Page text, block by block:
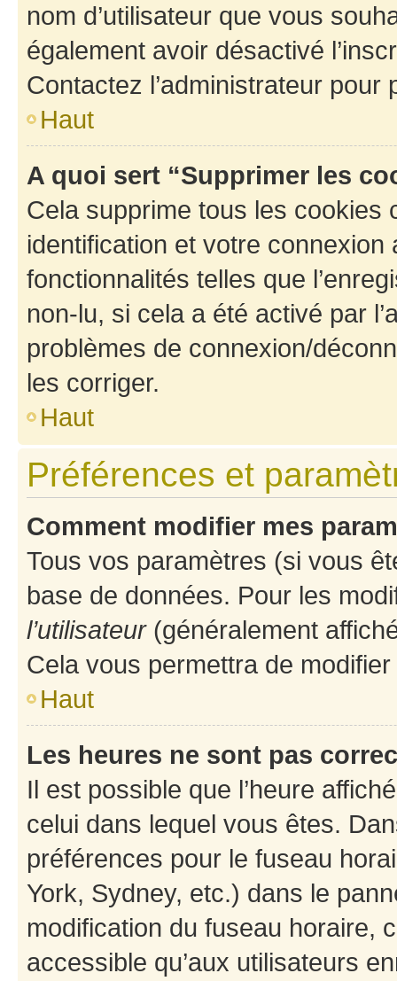
nom d’utilisateur que vous
également avoir désactivé
Contactez l’administrateur
Haut
A quoi sert “Supprimer les
Cela supprime tous les cookies
identification et votre
fonctionnalités telles que
non-lu, si cela a été activé par
problèmes de connexion/
les corriger.
Haut
Préférences et
Comment modifier mes
Tous vos paramètres (si vous
base de données. Pour les
l’utilisateur(généralement
Cela vous permettra de
Haut
Les heures ne sont pas
Il est possible que l’heure
celui dans lequel vous êtes.
préférences pour le fuseau
York, Sydney, etc.) dans le
modification du fuseau horaire,
accessible qu’aux utilisateurs